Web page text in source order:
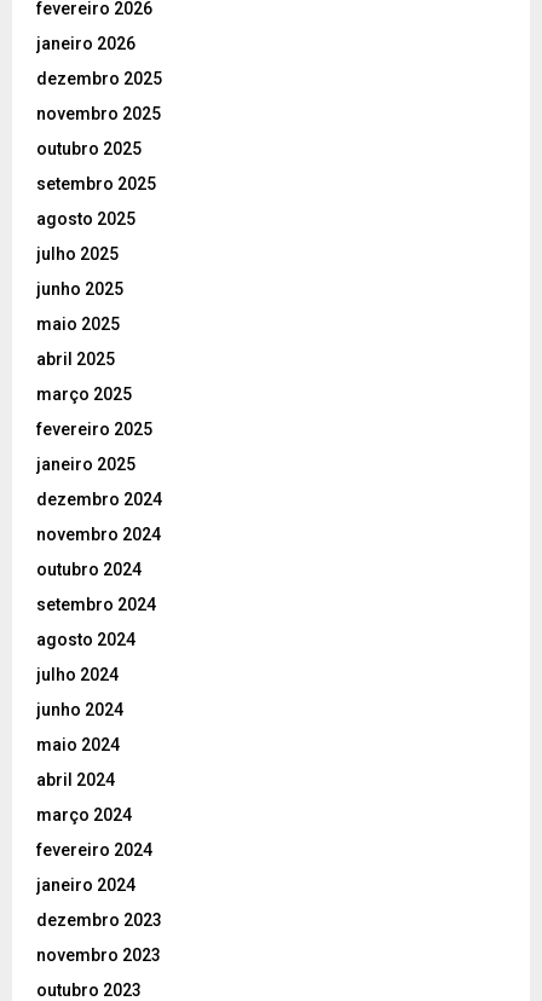
fevereiro 2026
janeiro 2026
dezembro 2025
novembro 2025
outubro 2025
setembro 2025
agosto 2025
julho 2025
junho 2025
maio 2025
abril 2025
março 2025
fevereiro 2025
janeiro 2025
dezembro 2024
novembro 2024
outubro 2024
setembro 2024
agosto 2024
julho 2024
junho 2024
maio 2024
abril 2024
março 2024
fevereiro 2024
janeiro 2024
dezembro 2023
novembro 2023
outubro 2023